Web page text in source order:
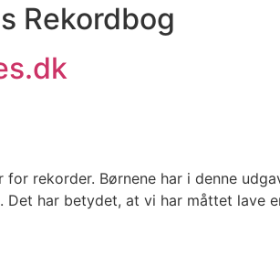
Rekordbog
rekorder. Børnene har i denne
har betydet, at vi har måttet lave